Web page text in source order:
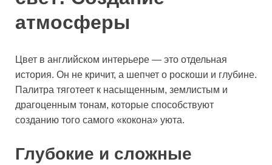
атмосферы
Цвет в английском интерьере — это отдельная
история. Он не кричит, а шепчет о роскоши и глубине.
Палитра тяготеет к насыщенным, землистым и
драгоценным тонам, которые способствуют
созданию того самого «кокона» уюта.
Глубокие и сложные